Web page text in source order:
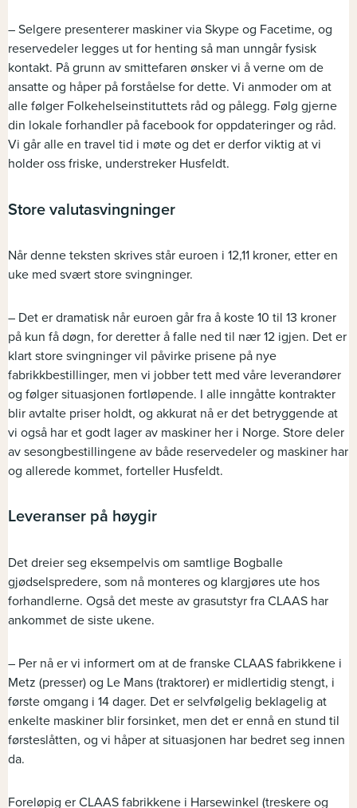
– Selgere presenterer maskiner via Skype og Facetime, og
reservedeler legges ut for henting så man unngår fysisk
kontakt. På grunn av smittefaren ønsker vi å verne om de
ansatte og håper på forståelse for dette. Vi anmoder om at
alle følger Folkehelseinstituttets råd og pålegg. Følg gjerne
din lokale forhandler på facebook for oppdateringer og råd.
Vi går alle en travel tid i møte og det er derfor viktig at vi
holder oss friske, understreker Husfeldt.
Store valutasvingninger
Når denne teksten skrives står euroen i 12,11 kroner, etter en
uke med svært store svingninger.
– Det er dramatisk når euroen går fra å koste 10 til 13 kroner
på kun få døgn, for deretter å falle ned til nær 12 igjen. Det er
klart store svingninger vil påvirke prisene på nye
fabrikkbestillinger, men vi jobber tett med våre leverandører
og følger situasjonen fortløpende. I alle inngåtte kontrakter
blir avtalte priser holdt, og akkurat nå er det betryggende at
vi også har et godt lager av maskiner her i Norge. Store deler
av sesongbestillingene av både reservedeler og maskiner har
og allerede kommet, forteller Husfeldt.
Leveranser på høygir
Det dreier seg eksempelvis om samtlige Bogballe
gjødselspredere, som nå monteres og klargjøres ute hos
forhandlerne. Også det meste av grasutstyr fra CLAAS har
ankommet de siste ukene.
– Per nå er vi informert om at de franske CLAAS fabrikkene i
Metz (presser) og Le Mans (traktorer) er midlertidig stengt, i
første omgang i 14 dager. Det er selvfølgelig beklagelig at
enkelte maskiner blir forsinket, men det er ennå en stund til
førsteslåtten, og vi håper at situasjonen har bedret seg innen
da.
Foreløpig er CLAAS fabrikkene i Harsewinkel (treskere og